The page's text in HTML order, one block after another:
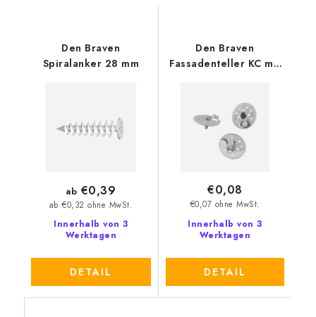
Den Braven
Spiralanker 28 mm
Innerhalb von 3
Werktagen
ab €0,32 ohne MwSt.
ab €0,39
DETAIL
Den Braven
Fassadenteller KC mit
Innerhalb von 3
Werktagen
€0,07 ohne MwSt.
€0,08
DETAIL